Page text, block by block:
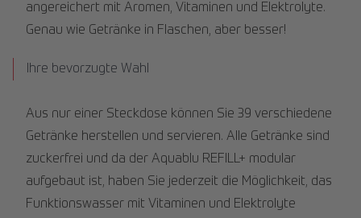
angereichert mit Aromen, Vitaminen und Elektrolyte.
Genau wie Getränke in Flaschen, aber besser!
Ihre bevorzugte Wahl
Aus nur einer Steckdose können Sie 39 verschiedene
Getränke herstellen und servieren. Alle Getränke sind
zuckerfrei und da der Aquablu REFILL+ modular
aufgebaut ist, haben Sie jederzeit die Möglichkeit, das
Funktionswasser mit Vitaminen und Elektrolyte